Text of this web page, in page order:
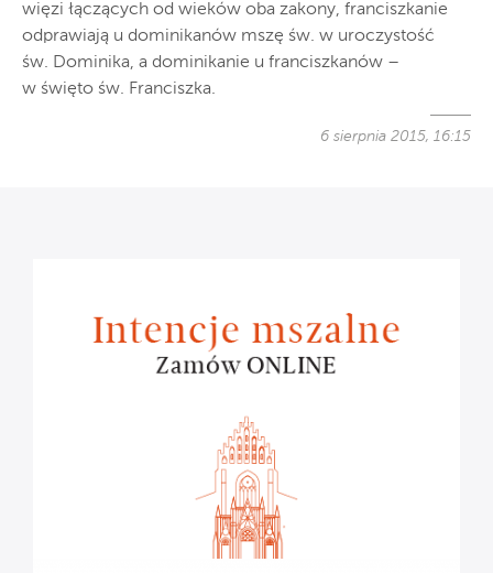
więzi łączących od wieków oba zakony, franciszkanie
odprawiają u dominikanów mszę św. w uroczystość
św. Dominika, a dominikanie u franciszkanów –
w święto św. Franciszka.
6 sierpnia 2015, 16:15